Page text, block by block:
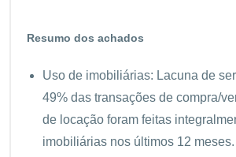
Resumo dos achados
Uso de imobiliárias: Lacuna de
49% das transações de compra/
de locação foram feitas
imobiliárias nos últimos 12 meses.